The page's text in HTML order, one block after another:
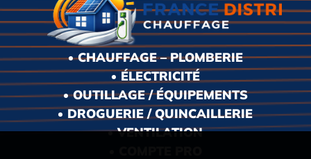
CHAUFFAGE – PLOMBERIE
ÉLECTRICITÉ
OUTILLAGE / ÉQUIPEMENTS
DROGUERIE / QUINCAILLERIE
VENTILATION